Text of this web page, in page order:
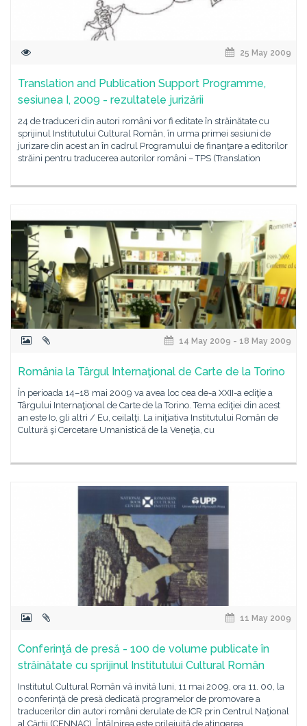
25 May 2009
Translation and Publication Support Programme,
sesiunea I, 2009 - rezultatele jurizării
24 de traduceri din autori români vor fi editate în străinătate cu
sprijinul Institutului Cultural Român, în urma primei sesiuni de
jurizare din acest an în cadrul Programului de finanţare a editorilor
străini pentru traducerea autorilor români – TPS (Translation
14 May 2009 - 18 May 2009
România la Târgul Internaţional de Carte de la Torino
În perioada 14–18 mai 2009 va avea loc cea de-a XXII-a ediţie a
Târgului Internaţional de Carte de la Torino. Tema ediţiei din acest
an este Io, gli altri / Eu, ceilalţi. La iniţiativa Institutului Român de
Cultură şi Cercetare Umanistică de la Veneţia, cu
11 May 2009
Conferinţă de presă - 100 de volume publicate în
străinătate cu sprijinul Institutului Cultural Român
Institutul Cultural Român vă invită luni, 11 mai 2009, ora 11. 00, la
o conferinţă de presă dedicată programelor de promovare a
traducerilor din autori români derulate de ICR prin Centrul Naţional
al Cărţii (CENNAC). Întâlnirea este prilejuită de atingerea